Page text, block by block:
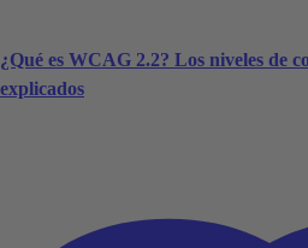
¿Qué es WCAG 2.2? Los niveles de
explicados